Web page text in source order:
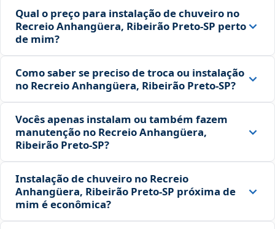
Qual o preço para instalação de chuveiro no
Recreio Anhangüera, Ribeirão Preto‑SP perto
de mim?
Como saber se preciso de troca ou instalação
no Recreio Anhangüera, Ribeirão Preto‑SP?
Vocês apenas instalam ou também fazem
manutenção no Recreio Anhangüera,
Ribeirão Preto‑SP?
Instalação de chuveiro no Recreio
Anhangüera, Ribeirão Preto‑SP próxima de
mim é econômica?